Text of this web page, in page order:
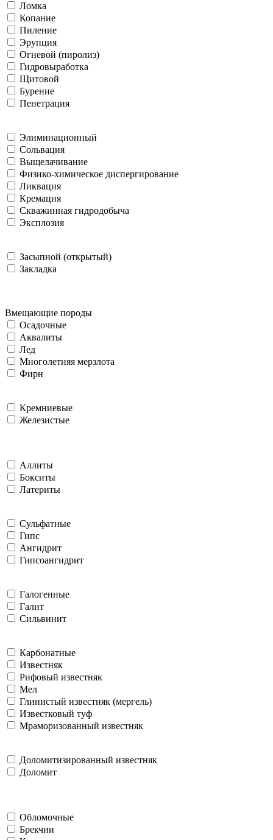
Ломка
Копание
Пиление
Эрупция
Огневой (пиролиз)
Гидровыработка
Щитовой
Бурение
Пенетрация
Элиминационный
Сольвация
Выщелачивание
Физико-химическое диспергирование
Ликвация
Кремация
Скважинная гидродобыча
Эксплозия
Засыпной (открытый)
Закладка
Вмещающие породы
Осадочные
Аквалиты
Лед
Многолетняя мерзлота
Фирн
Кремниевые
Железистые
Аллиты
Бокситы
Латериты
Сульфатные
Гипс
Ангидрит
Гипсоангидрит
Галогенные
Галит
Сильвинит
Карбонатные
Известняк
Рифовый известняк
Мел
Глинистый известняк (мергель)
Известковый туф
Мраморизованный известняк
Доломитизированный известняк
Доломит
Обломочные
Брекчии